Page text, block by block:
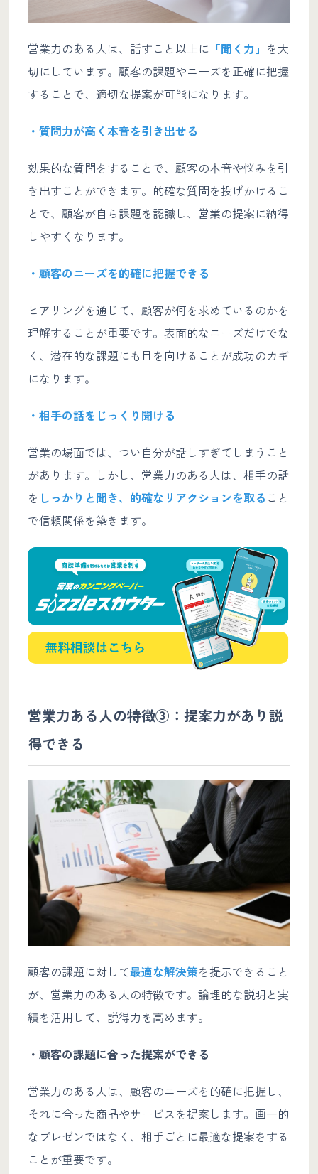
営業力のある人は、話すこと以上に 「聞く力」 を大
切にしています。顧客の課題やニーズを正確に把握
することで、適切な提案が可能になります。
・質問力が高く本音を引き出せる
効果的な質問をすることで、顧客の本音や悩みを引
き出すことができます。的確な質問を投げかけるこ
とで、顧客が自ら課題を認識し、営業の提案に納得
しやすくなります。
・顧客のニーズを的確に把握できる
ヒアリングを通じて、顧客が何を求めているのかを
理解することが重要です。表面的なニーズだけでな
く、潜在的な課題にも目を向けることが成功のカギ
になります。
・相手の話をじっくり聞ける
営業の場面では、つい自分が話しすぎてしまうこと
があります。しかし、営業力のある人は、相手の話
を しっかりと聞き、的確なリアクションを取る こと
で信頼関係を築きます。
営業力ある人の特徴③：提案力があり説
得できる
顧客の課題に対して最適な解決策を提示できること
が、営業力のある人の特徴です。論理的な説明と実
績を活用して、説得力を高めます。
・顧客の課題に合った提案ができる
営業力のある人は、顧客のニーズを的確に把握し、
それに合った商品やサービスを提案します。画一的
なプレゼンではなく、相手ごとに最適な提案をする
ことが重要です。